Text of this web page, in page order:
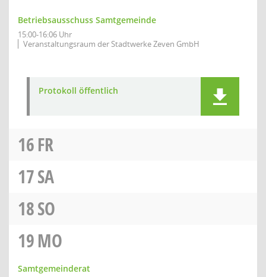
Betriebsausschuss Samtgemeinde
15:00-16:06 Uhr
Veranstaltungsraum der Stadtwerke Zeven GmbH
Protokoll öffentlich
16FR
17SA
18SO
19MO
Samtgemeinderat